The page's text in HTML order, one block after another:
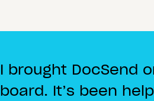
I brought DocSend
board. It’s been